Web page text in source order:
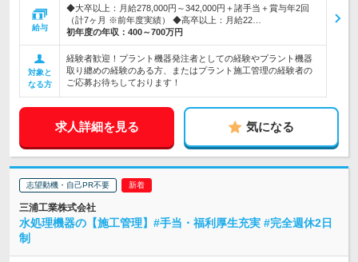
給与
◆大卒以上：月給278,000円～342,000円＋諸手当＋賞与年2回
（計7ヶ月 ※前年度実績） ◆高卒以上：月給22…
初年度の年収： 400～700万円
対象と
なる方
経験者歓迎！プラント機器発注者としての経験やプラント機器
取り纏めの経験のある方、またはプラント施工管理の経験者の
ご応募お待ちしております！
求人詳細を見る 気になる
志望動機・自己PR不要
三浦工業株式会社
水処理機器の【施工管理】#手当・福利厚生充実 #完全週休2日
制